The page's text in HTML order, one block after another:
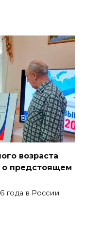
возраста
предстоящем
года в России